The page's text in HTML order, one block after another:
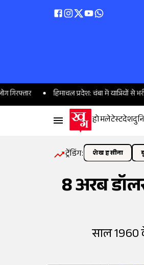
हिमाचल प्रदेश: चंबा में यात्रियों से भरी बस पलटी, 7
होमलेटेस्टदेश
ट्रेंडिंग: शेख हसीना
8 अरब
साल